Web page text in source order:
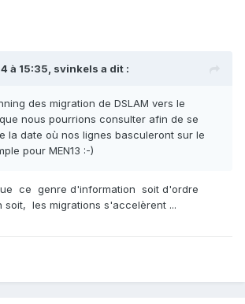
à 15:35, svinkels a dit :
des migration de DSLAM vers le
nous pourrions consulter afin de se
la date où nos lignes basculeront sur le
pour MEN13 :-)
ce genre d'information soit d'ordre
soit, les migrations s'accelèrent ...